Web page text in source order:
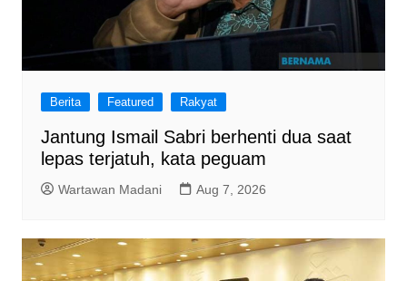
Berita Featured Rakyat
Jantung Ismail Sabri berhenti dua saat
lepas terjatuh, kata peguam
Wartawan Madani Aug 7, 2026